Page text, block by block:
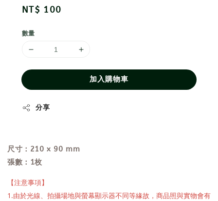
Regular
NT$ 100
數量
加入購物車
分享
尺寸：210 x 90 mm
張數：1枚
【注意事項】
1.由於光線、拍攝場地與螢幕顯示器不同等緣故，商品照與實物會有